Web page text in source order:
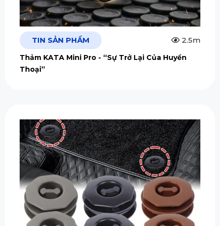
TIN SẢN PHẨM 2.5m
Thảm KATA Mini Pro - “Sự Trở Lại Của Huyền
Thoại”